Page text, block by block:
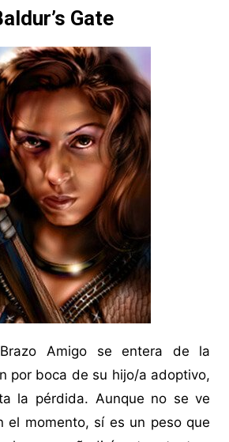
Gate
Amigo se entera de la
por boca de su hijo/a adoptivo,
la pérdida. Aunque no se ve
el momento, sí es un peso que